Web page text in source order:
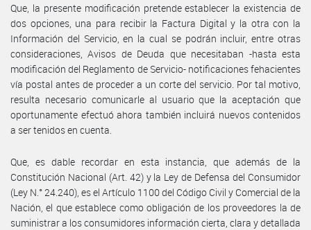
Que, la presente modificación pretende establecer la existencia de
dos opciones, una para recibir la Factura Digital y la otra con la
Información del Servicio, en la cual se podrán incluir, entre otras
consideraciones, Avisos de Deuda que necesitaban -hasta esta
modificación del Reglamento de Servicio- notificaciones fehacientes
vía postal antes de proceder a un corte del servicio. Por tal motivo,
resulta necesario comunicarle al usuario que la aceptación que
oportunamente efectuó ahora también incluirá nuevos contenidos
a ser tenidos en cuenta.
Que, es dable recordar en esta instancia, que además de la
Constitución Nacional (Art. 42) y la Ley de Defensa del Consumidor
(Ley N.° 24.240), es el Artículo 1100 del Código Civil y Comercial de la
Nación, el que establece como obligación de los proveedores la de
suministrar a los consumidores información cierta, clara y detallada